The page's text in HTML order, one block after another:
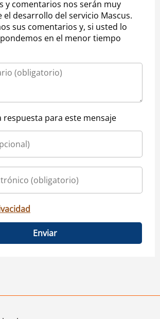
y comentarios nos serán muy
desarrollo del servicio Mascus.
sus comentarios y, si usted lo
en el menor tiempo
respuesta para este mensaje
Enviar